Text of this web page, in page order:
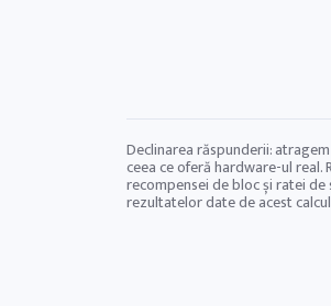
Declinarea răspunderii:
ceea ce oferă hardware-ul
recompensei de bloc și ratei
rezultatelor date de acest